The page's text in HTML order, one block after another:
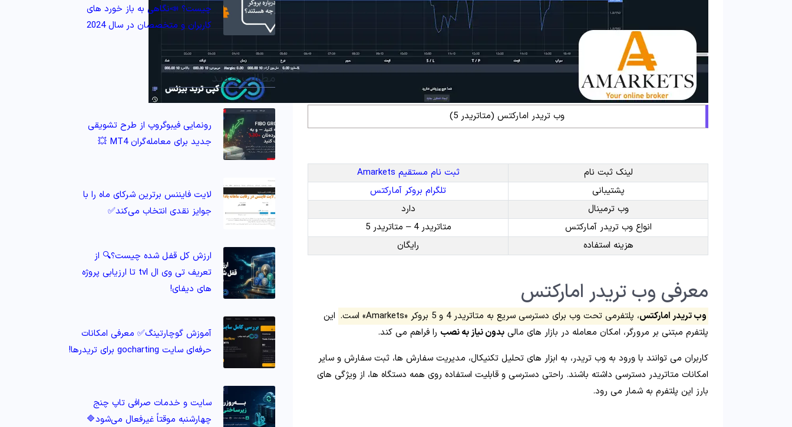
وب تریدر امارکتس (متاتریدر 5)
لینک ثبت نام
ثبت نام مستقیم Amarkets
پشتیبانی
تلگرام بروکر آمارکتس
وب ترمینال
دارد
انواع وب تریدر آمارکتس
متاتریدر 4 – متاتریدر 5
هزینه استفاده
رایگان
معرفی وب تریدر امارکتس
وب تریدر امارکتس، پلتفرمی تحت وب برای دسترسی سریع به متاتریدر 4 و 5 بروکر «Amarkets» است.
این
پلتفرم مبتنی بر مرورگر، امکان معامله در بازار های مالی بدون نیاز به نصب را فراهم می کند.
کاربران می توانند با ورود به وب تریدر، به ابزار های تحلیل تکنیکال، مدیریت سفارش ها، ثبت سفارش و سایر
امکانات متاتریدر دسترسی داشته باشند. راحتی دسترسی و قابلیت استفاده روی همه دستگاه ها، از ویژگی های
بارز این پلتفرم به شمار می رود.
چیست؟ 📣نگاهی به باز خورد های
کاربران و متخصصان در سال 2024
مطالب جدید
رونمایی فیبوگروپ از طرح تشویقی
جدید برای معامله‌گران MT4 💥
لایت فایننس برترین شرکای ماه را با
جوایز نقدی انتخاب می‌کند✅
ارزش کل قفل شده چیست؟🔍 از
تعریف تی وی ال tvl تا ارزیابی پروژه‌
های دیفای!
آموزش گوچارتینگ✅ معرفی امکانات
حرفه‌ای سایت gocharting برای تریدرها!
سایت و خدمات صرافی تاپ‌ چنج
چهارشنبه موقتاً غیرفعال می‌شود🔷